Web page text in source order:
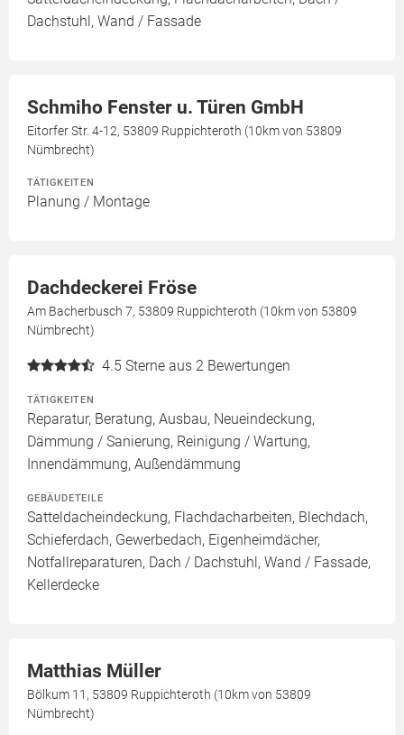
Dachstuhl, Wand / Fassade
Schmiho Fenster u. Türen GmbH
Eitorfer Str. 4-12, 53809 Ruppichteroth (10km von 53809
Nümbrecht)
TÄTIGKEITEN
Planung / Montage
Dachdeckerei Fröse
Am Bacherbusch 7, 53809 Ruppichteroth (10km von 53809
Nümbrecht)
4.5 Sterne aus 2 Bewertungen
TÄTIGKEITEN
Reparatur, Beratung, Ausbau, Neueindeckung,
Dämmung / Sanierung, Reinigung / Wartung,
Innendämmung, Außendämmung
GEBÄUDETEILE
Satteldacheindeckung, Flachdacharbeiten, Blechdach,
Schieferdach, Gewerbedach, Eigenheimdächer,
Notfallreparaturen, Dach / Dachstuhl, Wand / Fassade,
Kellerdecke
Matthias Müller
Bölkum 11, 53809 Ruppichteroth (10km von 53809
Nümbrecht)